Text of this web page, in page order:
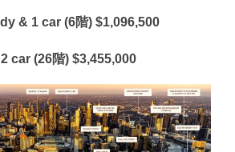
& 1 car (6階) $1,096,500
car (26階) $3,455,000